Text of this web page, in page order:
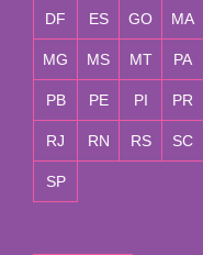
DF ES GO MA
MG MS MT PA
PB PE PI PR
RJ RN RS SC
SP